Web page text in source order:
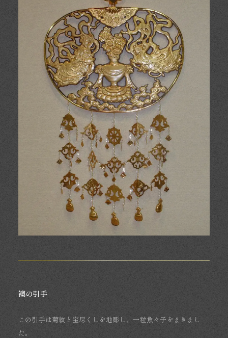
襖の引手
この引手は菊紋と宝尽くしを地彫し、一粒魚々子をまきまし
た。